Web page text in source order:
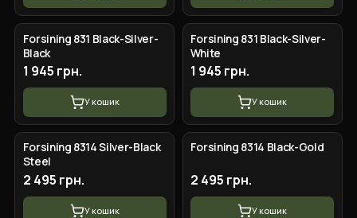
Forsining 831 Black-Silver-
Black
1 945 грн.
У кошик
Forsining 831 Black-Silver-
White
1 945 грн.
У кошик
Forsining 8314 Silver-Black
Steel
2 495 грн.
У кошик
Forsining 8314 Black-Gold
2 495 грн.
У кошик